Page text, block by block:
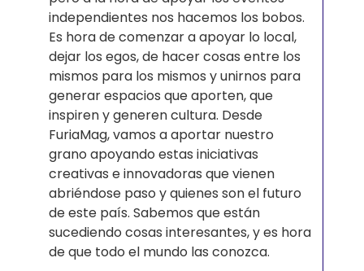
independientes nos hacemos los bobos.
Es hora de comenzar a apoyar lo local,
dejar los egos, de hacer cosas entre los
mismos para los mismos y unirnos para
generar espacios que aporten, que
inspiren y generen cultura. Desde
FuriaMag, vamos a aportar nuestro
grano apoyando estas iniciativas
creativas e innovadoras que vienen
abriéndose paso y quienes son el futuro
de este país. Sabemos que están
sucediendo cosas interesantes, y es hora
de que todo el mundo las conozca.